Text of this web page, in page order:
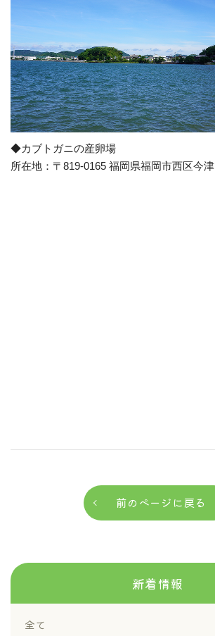
◆カブトガニの産卵場
所在地：〒819-0165 福岡県福岡市西区今津
前のページに戻る
新着情報
全て